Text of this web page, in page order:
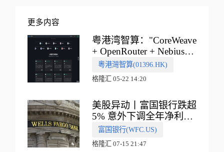
更多内容
粤港湾智算："CoreWeave
+ OpenRouter + Nebius"
多向融合的中国智算新范
式
粵港灣智算(01396.HK)
格隆汇 05-22 14:20
美股异动丨富国银行跌超
5% 意外下调全年净利息
收入指引
富国银行(WFC.US)
格隆汇 07-15 21:47